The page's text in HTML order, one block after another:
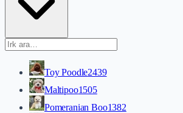
Toy Poodle2439
Maltipoo1505
Pomeranian Boo1382